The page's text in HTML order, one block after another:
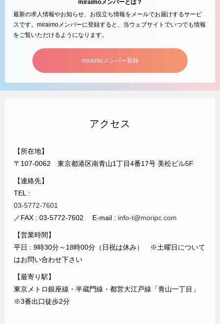
miraimoメンバーとは？
最新の求人情報やお知らせ、お役立ち情報をメールでお届けするサービ
スです。miraimoメンバーに登録すると、当ウェブサイトでいつでも情報
をご覧いただけるようになります。
miraimoメンバー登録
アクセス
【所在地】
〒107-0062 東京都港区南青山1丁目4番17号 美松ビル5F
【連絡先】
TEL :
03-5772-7601
／FAX : 03-5772-7602 E-mail : info-t@moripc.com
【営業時間】
平日 : 9時30分～18時00分（日祝は休み） ※土曜日について
はお問い合わせ下さい
【最寄り駅】
東京メトロ銀座線・半蔵門線・都営大江戸線「青山一丁目」
※3番出口徒歩2分